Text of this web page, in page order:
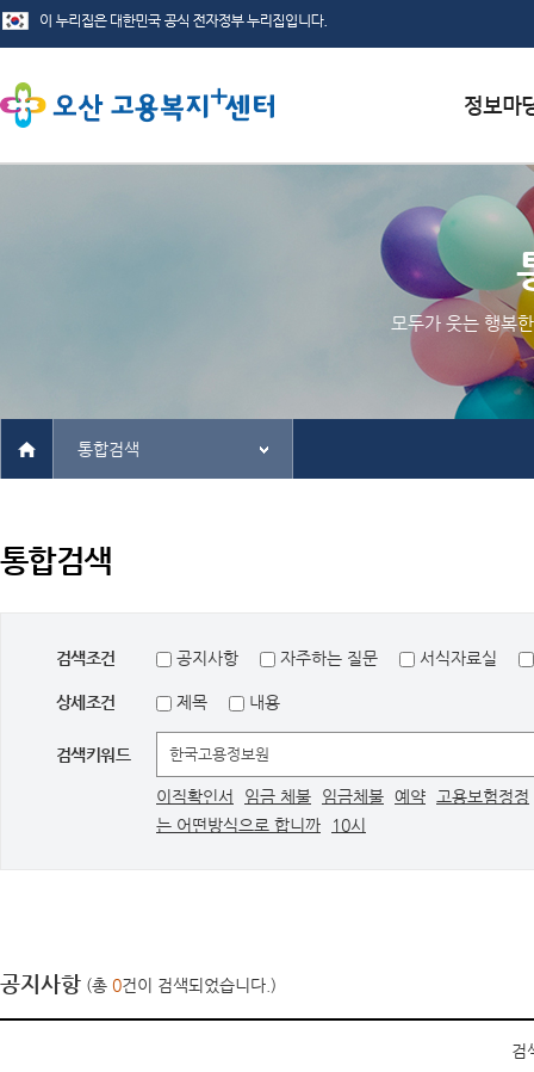
서식자료
채용정보
인재정보
관련사이
모두가 웃는 행복
통합검색
통합검색
검색조건 공지사항 자주하는 질문 서식자료실
상세조건 제목 내용
검색키워드
이직확인서 임금 체불 임금체불 예약
고용보험정정
는 어떤방식으로 합니까
10시
공지사항 (총 0건이 검색되었습니다.)
검